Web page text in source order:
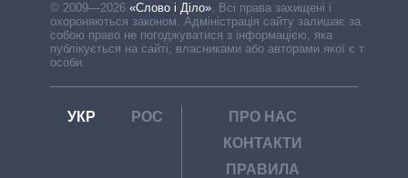
© 2009—2026 «Слово і Діло». Всі права захищені і
охороняються законом. Адміністрація сайту залишає за
собою право не погоджуватися з інформацією, яка
публікується на сайті, власниками або авторами якої є треті
особи.
УКР РОС
ПРО НАС
КОНТАКТИ
ПРАВИЛА